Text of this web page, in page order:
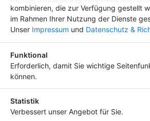
« 1 »
Tipp
Hebe dich
ganz nach
kombinieren, die zur Verfügung gestellt
im Rahmen Ihrer Nutzung der Dienste
Unser Impressum und Datenschutz &
Funktional
Erforderlich, damit Sie wichtige
können.
Statistik
Verbessert unser Angebot für Sie.